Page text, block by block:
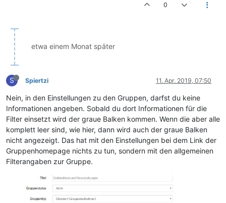
0
etwa einem Monat später
S Spiertzi 11. Apr. 2019, 07:50
Nein, in den Einstellungen zu den Gruppen, darfst du keine
Informationen angeben. Sobald du dort Informationen für die
Filter einsetzt wird der graue Balken kommen. Wenn die aber alle
komplett leer sind, wie hier, dann wird auch der graue Balken
nicht angezeigt. Das hat mit den Einstellungen bei dem Link der
Gruppenhomepage nichts zu tun, sondern mit den allgemeinen
Filterangaben zur Gruppe.